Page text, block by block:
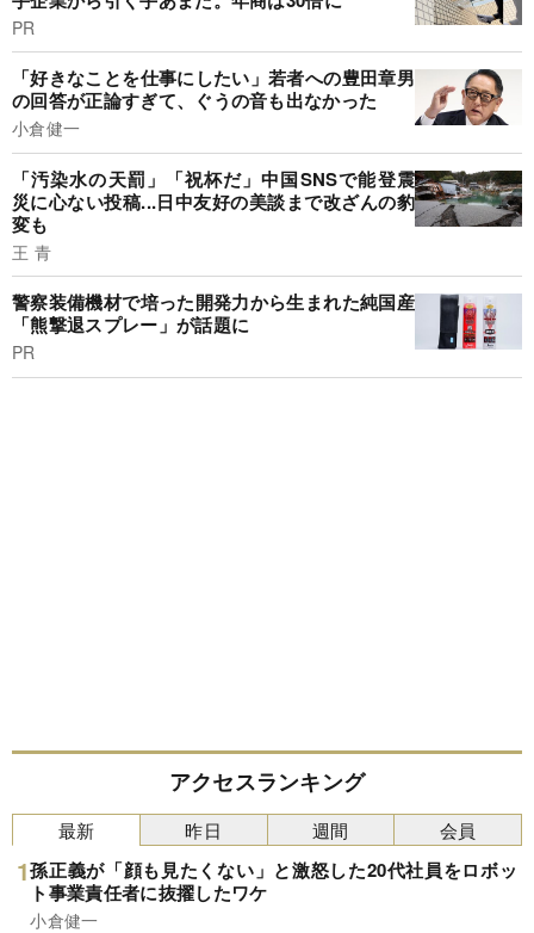
PR
「好きなことを仕事にしたい」若者への豊田章男
の回答が正論すぎて、ぐうの音も出なかった
小倉健一
「汚染水の天罰」「祝杯だ」中国SNSで能登震
災に心ない投稿...日中友好の美談まで改ざんの豹
変も
王 青
警察装備機材で培った開発力から生まれた純国産
「熊撃退スプレー」が話題に
PR
アクセスランキング
最新
孫正義が「顔も見たくない」と激怒した20代社員をロボッ
ト事業責任者に抜擢したワケ
小倉健一
昨日 週間 会員